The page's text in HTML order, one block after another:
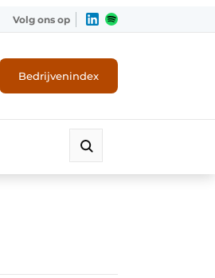
Volg ons op
Bedrijvenindex